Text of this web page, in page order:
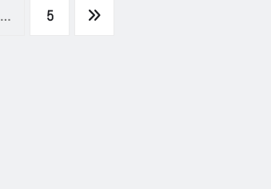
… 5